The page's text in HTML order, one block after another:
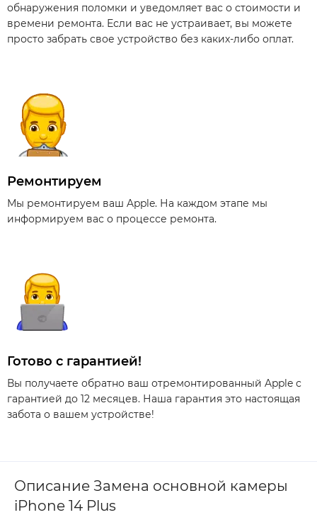
обнаружения поломки и уведомляет вас о стоимости и
времени ремонта. Если вас не устраивает, вы можете
просто забрать свое устройство без каких-либо оплат.
Ремонтируем
Мы ремонтируем ваш Apple. На каждом этапе мы
информируем вас о процессе ремонта.
Готово с гарантией!
Вы получаете обратно ваш отремонтированный Apple с
гарантией до 12 месяцев. Наша гарантия это настоящая
забота о вашем устройстве!
Описание Замена основной камеры
iPhone 14 Plus